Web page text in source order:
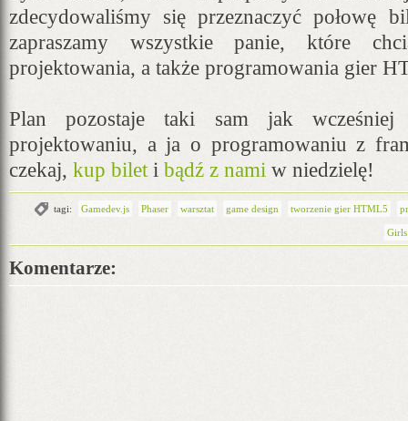
zdecydowaliśmy się przeznaczyć połowę
zapraszamy wszystkie panie, które
projektowania, a także programowania gier
Plan pozostaje taki sam jak
projektowaniu, a ja o programowaniu z
czekaj, kup bilet i bądź z nami w niedzielę!
tagi: Gamedev.js Phaser warsztat game design tworzenie gier HTML5
Komentarze: